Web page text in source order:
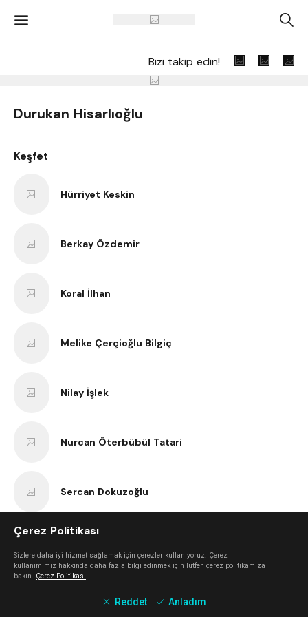
' A
Bizi takip edin!
Durukan Hisarlıoğlu
Keşfet
Hürriyet Keskin
Berkay Özdemir
Koral İlhan
Melike Çerçioğlu Bilgiç
Nilay İşlek
Nurcan Öterbübül Tatari
Sercan Dokuzoğlu
Çerez Politikası
Sizlere daha iyi hizmet sağlamak için çerezler kullanıyoruz. Çerez
kullanımımız hakkında daha fazla bilgi edinmek için lütfen çerez politikamıza
bakın. Çerez Politikası
Reddet Anladım